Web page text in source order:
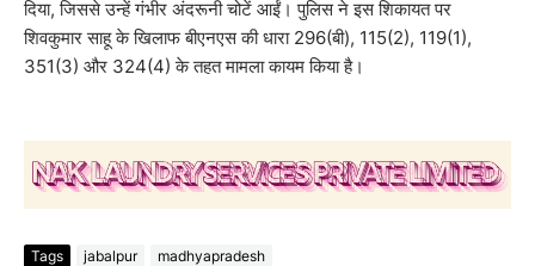
दिया, जिससे उन्हें गंभीर अंदरूनी चोटें आईं। पुलिस ने इस शिकायत पर
शिवकुमार साहू के खिलाफ बीएनएस की धारा 296(बी), 115(2), 119(1),
351(3) और 324(4) के तहत मामला कायम किया है।
Tags jabalpur madhyapradesh